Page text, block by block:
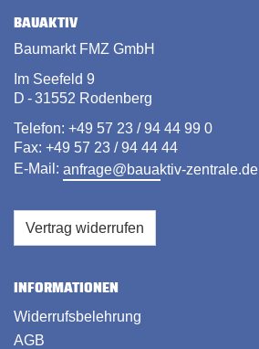
BAUAKTIV
Baumarkt FMZ GmbH
Im Seefeld 9
D - 31552 Rodenberg
Telefon: +49 57 23 / 94 44 99 0
Fax: +49 57 23 / 94 44 44
E-Mail: anfrage@bauaktiv-zentrale.de
Vertrag widerrufen
INFORMATIONEN
Widerrufsbelehrung
AGB